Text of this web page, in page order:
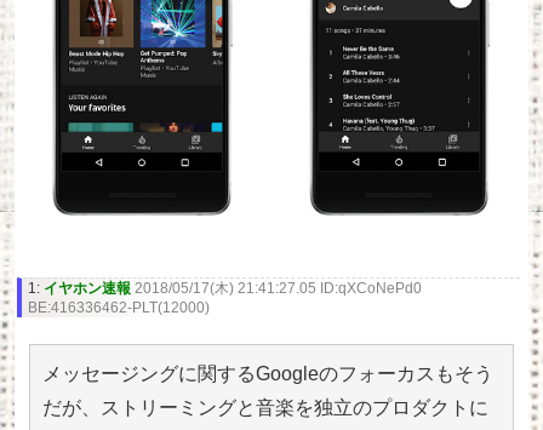
1: イヤホン速報 2018/05/17(木) 21:41:27.05 ID:qXCoNePd0
BE:416336462-PLT(12000)
メッセージングに関するGoogleのフォーカスもそう
だが、ストリーミングと音楽を独立のプロダクトに